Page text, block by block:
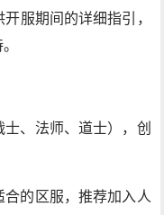
服期间的详细指引，
、法师、道士），创
的区服，推荐加入人